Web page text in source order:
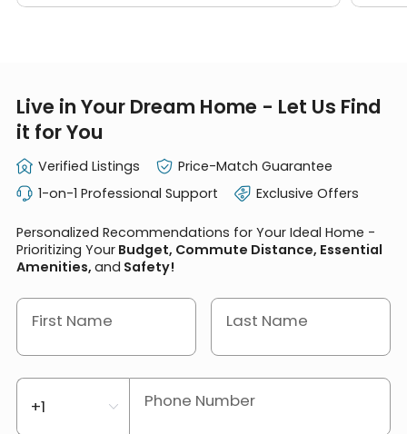
Live in Your Dream Home - Let Us Find
it for You
Verified Listings
Price-Match Guarantee
1-on-1 Professional Support
Exclusive Offers
Personalized Recommendations for Your Ideal Home -
Prioritizing YourBudget, Commute Distance, Essential
Amenities, and Safety!
First Name Last Name
Phone Number